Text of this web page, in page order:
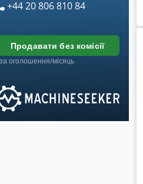
+44 20 806 810 84
продавати без комісії
оголошення/місяць